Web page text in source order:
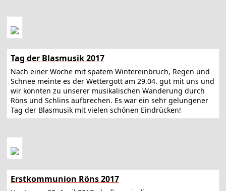
Tag der Blasmusik 2017
Nach einer Woche mit spätem Wintereinbruch, Regen und
Schnee meinte es der Wettergott am 29.04. gut mit uns und
wir konnten zu unserer musikalischen Wanderung durch
Röns und Schlins aufbrechen. Es war ein sehr gelungener
Tag der Blasmusik mit vielen schönen Eindrücken!
Erstkommunion Röns 2017